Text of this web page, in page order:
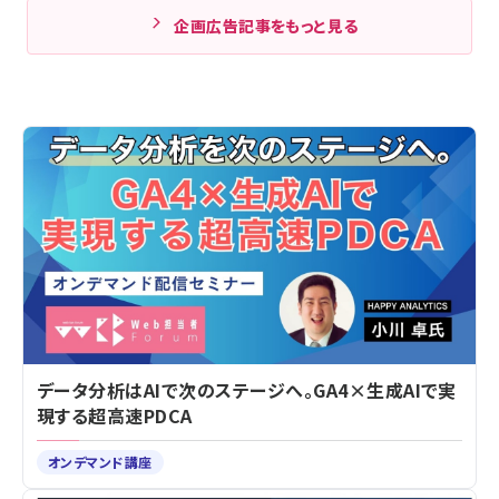
企画広告記事をもっと見る
データ分析はAIで次のステージへ。GA4×生成AIで実
現する超高速PDCA
オンデマンド講座